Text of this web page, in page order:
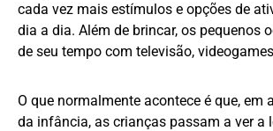
cada vez mais estímulos e opções de
dia a dia. Além de brincar, os pequenos
de seu tempo com televisão,
O que normalmente acontece é que, em
da infância, as crianças passam a ver a